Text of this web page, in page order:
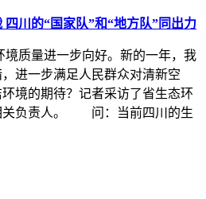
川的“国家队”和“地方队”同出力
境质量进一步向好。新的一年，我
进一步满足人民群众对清新空
境的期待？记者采访了省生态环
关负责人。 问：当前四川的生